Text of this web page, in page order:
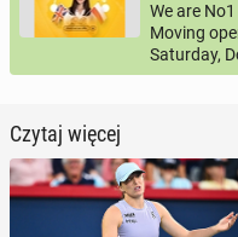
We are
Moving
Saturday,
Czytaj więcej